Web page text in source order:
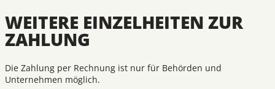
WEITERE EINZELHEITEN ZUR
ZAHLUNG
Die Zahlung per Rechnung ist nur für Behörden und
Unternehmen möglich.